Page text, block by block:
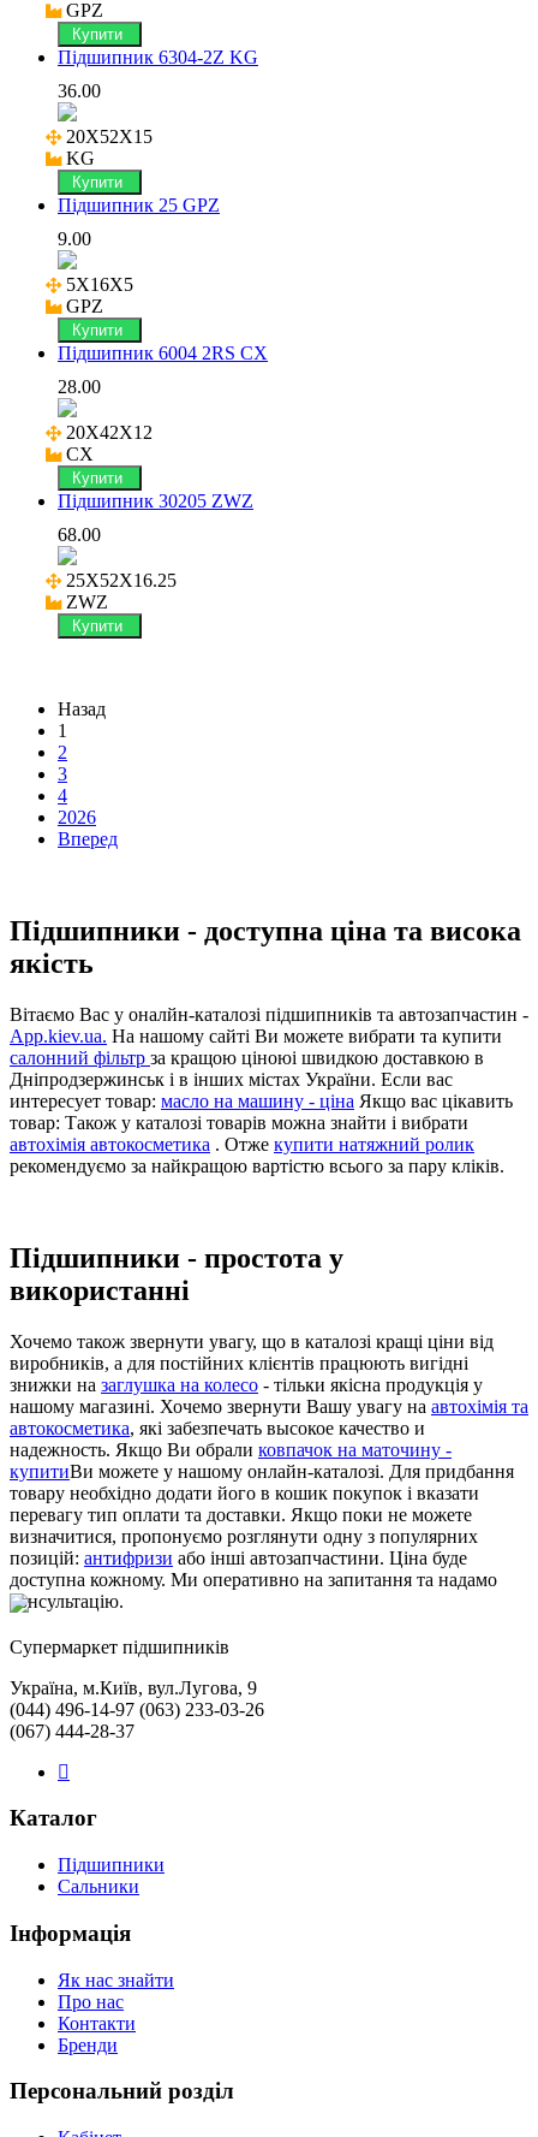
GPZ
Купити
Підшипник 6304-2Z KG
36.00
20X52X15
KG
Купити
Підшипник 25 GPZ
9.00
5X16X5
GPZ
Купити
Підшипник 6004 2RS CX
28.00
20X42X12
CX
Купити
Підшипник 30205 ZWZ
68.00
25X52X16.25
ZWZ
Купити
Назад
1
2
3
4
2026
Вперед
Підшипники - доступна ціна та висока
якість
Вітаємо Вас у оналйн-каталозі підшипників та автозапчастин -
App.kiev.ua. На нашому сайті Ви можете вибрати та купити
салонний фільтр за кращою ціноюі швидкою доставкою в
Дніпродзержинськ і в інших містах України. Если вас
интересует товар: масло на машину - ціна Якщо вас цікавить
товар: Також у каталозі товарів можна знайти і вибрати
автохімія автокосметика . Отже купити натяжний ролик
рекомендуємо за найкращою вартістю всього за пару кліків.
Підшипники - простота у
використанні
Хочемо також звернути увагу, що в каталозі кращі ціни від
виробників, а для постійних клієнтів працюють вигідні
знижки на заглушка на колесо - тільки якісна продукція у
нашому магазині. Хочемо звернути Вашу увагу на автохімія та
автокосметика, які забезпечать высокое качество и
надежность. Якщо Ви обрали ковпачок на маточину -
купитиВи можете у нашому онлайн-каталозі. Для придбання
товару необхідно додати його в кошик покупок і вказати
перевагу тип оплати та доставки. Якщо поки не можете
визначитися, пропонуємо розглянути одну з популярних
позицій: антифризи або інші автозапчастини. Ціна буде
доступна кожному. Ми оперативно на запитання та надамо
консультацію.
Cупермаркет підшипників
Україна, м.Київ, вул.Лугова, 9
(044) 496-14-97 (063) 233-03-26
(067) 444-28-37
Каталог
Підшипники
Сальники
Інформація
Як нас знайти
Про нас
Контакти
Бренди
Персональний розділ